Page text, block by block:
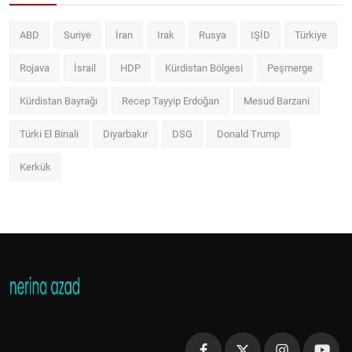
ABD Suriye İran Irak Rusya IŞİD Türkiye
Rojava İsrail HDP Kürdistan Bölgesi Peşmerge
Kürdistan Bayrağı Recep Tayyip Erdoğan Mesud Barzani
Türki El Binali Diyarbakır DSG Donald Trump
Kerkük